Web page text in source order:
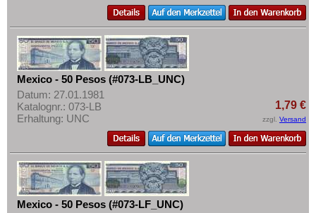
Mexico - 50 Pesos (#073-LB_UNC)
Datum: 27.01.1981
Katalognr.: 073-LB
Erhaltung: UNC
1,79 €
zzgl. Versand
Mexico - 50 Pesos (#073-LF_UNC)